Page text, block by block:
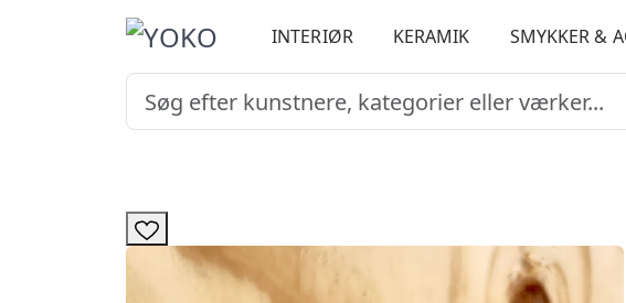
INTERIØR KERAMIK SMYKKER &